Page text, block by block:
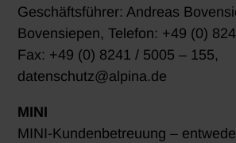
Geschäftsführer: Andreas
Bovensiepen, Telefon: +49 (0)
Fax: +49 (0) 8241 / 5005 – 155,
datenschutz@alpina.de
MINI
MINI-Kundenbetreuung –